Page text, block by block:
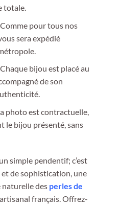
totale.
pour tous nos
sera expédié
bijou est placé au
de son
photo est contractuelle,
le bijou présenté, sans
simple pendentif; c’est
de sophistication, une
desperles de
français. Offrez-